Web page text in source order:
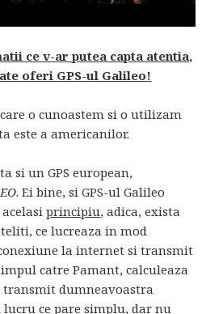
ce v-ar putea capta atentia,
oferi GPS-ul Galileo!
care o cunoastem si o utilizam
este a americanilor.
si un GPS european,
. Ei bine, si GPS-ul Galileo
acelasiprincipiu, adica, exista
ce lucreaza in mod
la internet si transmit
catre Pamant, calculeaza
transmit dumneavoastra
ce pare simplu, dar nu